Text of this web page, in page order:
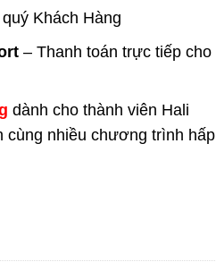
Khách Hàng
– Thanh toán trực tiếp cho
dành cho thành viên Hali
cùng nhiều chương trình hấp